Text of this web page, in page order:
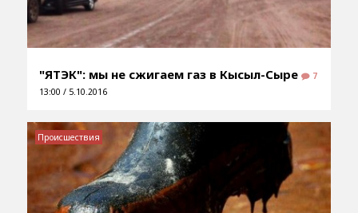
"ЯТЭК": мы не сжигаем газ в Кысыл-Сыре
7
13:00 / 5.10.2016
Происшествия